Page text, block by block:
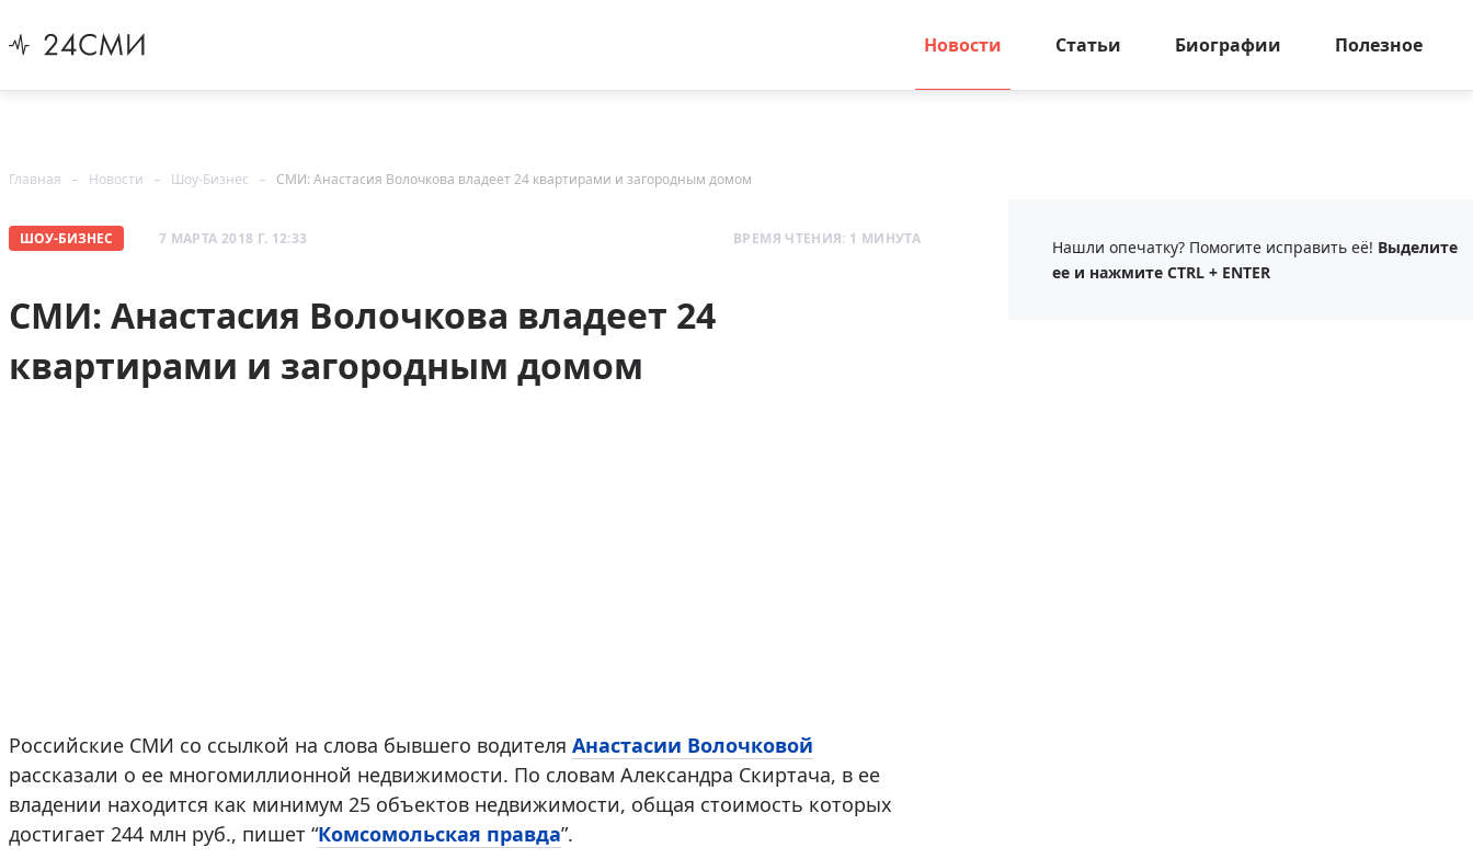
Новости Статьи Биографии Полезное
Главная Новости Шоу-Бизнес СМИ: Анастасия Волочкова владеет 24 квартирами и загородным домом
ШОУ-БИЗНЕС 7 МАРТА 2018 Г. 12:33 ВРЕМЯ ЧТЕНИЯ: 1 МИНУТА
СМИ: Анастасия Волочкова владеет 24
квартирами и загородным домом
Российские СМИ со ссылкой на слова бывшего водителя Анастасии Волочковой
рассказали о ее многомиллионной недвижимости. По словам Александра Скиртача, в ее
владении находится как минимум 25 объектов недвижимости, общая стоимость которых
достигает 244 млн руб., пишет “Комсомольская правда”.
Нашли опечатку? Помогите исправить её! Выделите
ее и нажмите CTRL + ENTER